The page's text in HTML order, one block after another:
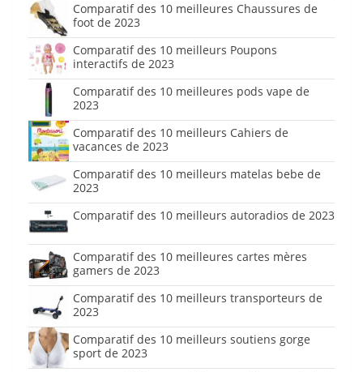
Comparatif des 10 meilleures Chaussures de
foot de 2023
Comparatif des 10 meilleurs Poupons
interactifs de 2023
Comparatif des 10 meilleures pods vape de
2023
Comparatif des 10 meilleurs Cahiers de
vacances de 2023
Comparatif des 10 meilleurs matelas bebe de
2023
Comparatif des 10 meilleurs autoradios de 2023
Comparatif des 10 meilleures cartes mères
gamers de 2023
Comparatif des 10 meilleurs transporteurs de
2023
Comparatif des 10 meilleurs soutiens gorge
sport de 2023